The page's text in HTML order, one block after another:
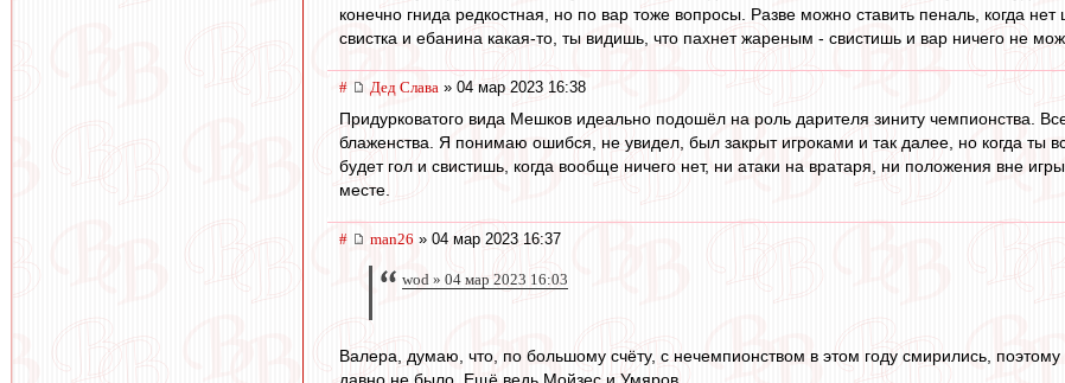
конечно гнида редкостная, но по вар тоже вопросы. Разве можно ставить пеналь, когда
свистка и ебанина какая-то, ты видишь, что пахнет жареным - свистишь и вар ничего не
# Дед Слава » 04 мар 2023 16:38
Придурковатого вида Мешков идеально подошёл на роль дарителя зиниту чемпионства.
блаженства. Я понимаю ошибся, не увидел, был закрыт игроками и так далее, но когда ты
будет гол и свистишь, когда вообще ничего нет, ни атаки на вратаря, ни положения вне
месте.
# man26 » 04 мар 2023 16:37
wod » 04 мар 2023 16:03
Валера, думаю, что, по большому счёту, с нечемпионством в этом году смирились, поэтому